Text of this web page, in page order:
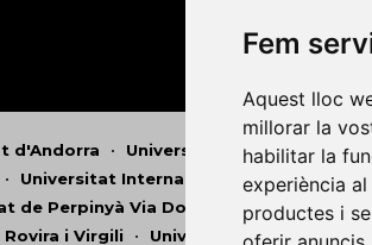
Fem
Aquest lloc
millorar la
habilitar la
experiència
productes i
d'Andorra • Universitat Autònoma de
• Universitat Internacional de Catalunya
de Perpinyà Via Domitia •Universitat
i Virgili • Universitat de Sàsser•